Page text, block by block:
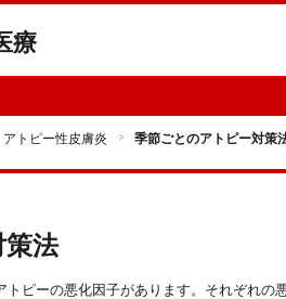
療
アトピー性皮膚炎 季節ごとのアトピー対策
法
ピーの悪化因子があります。それぞれの